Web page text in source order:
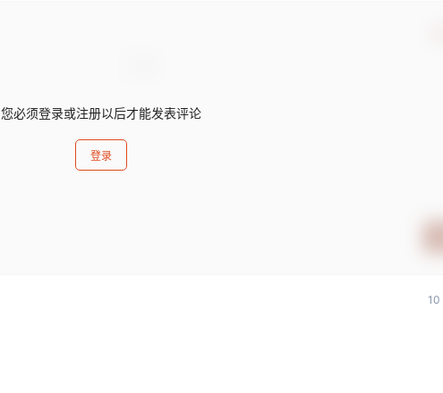
您必须登录或注册以后才能发表评论
登录
10